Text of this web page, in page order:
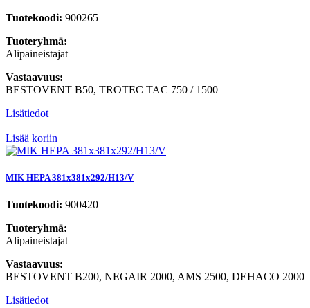
Tuotekoodi: 900265
Tuoteryhmä:
Alipaineistajat
Vastaavuus:
BESTOVENT B50, TROTEC TAC 750 / 1500
Lisätiedot
Lisää koriin
MIK HEPA 381x381x292/H13/V
Tuotekoodi: 900420
Tuoteryhmä:
Alipaineistajat
Vastaavuus:
BESTOVENT B200, NEGAIR 2000, AMS 2500, DEHACO 2000
Lisätiedot